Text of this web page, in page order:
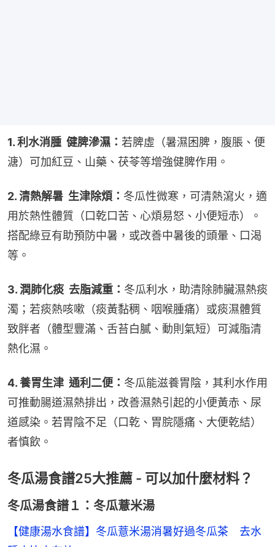
1. 利水消腫  健脾滲濕： 若脾虛（暑濕困脾，腹脹、便
溏）可加紅豆、山藥、茯苓等增強健脾作用。
2. 清熱解暑  生津除煩： 冬瓜性微寒，可清熱瀉火，適
用於熱性體質（口乾口苦、心煩易怒、小便短赤）。
搭配綠豆有助預防中暑，或改善中暑後的頭暈、口渴
等。
3. 潤肺化痰  去脂減重： 冬瓜利水，助清除肺臟濕熱痰
濁；若痰熱咳嗽（痰黃黏稠、咽喉腫痛）或痰濕體質
致胖者（體型豐滿、舌苔白膩、動則氣短）可減脂清
熱化濕。
4. 養胃生津  通利二便： 冬瓜能滋養胃陰，其利水作用
可推動腸道濕熱排出，改善濕熱引起的小便黃赤、尿
道感染。若胃陰不足（口乾、胃脘隱痛、大便乾結）
者慎飲。
冬瓜湯食譜25大推薦 - 可以加什麼材料？
冬瓜湯食譜１：冬瓜薏米湯
【健康湯水食譜】冬瓜薏米湯消暑好過冬瓜茶　去水